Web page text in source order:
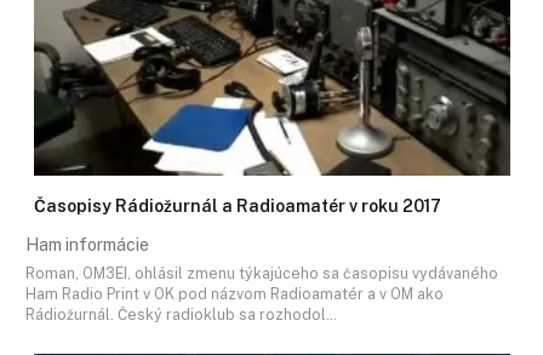
Časopisy Rádiožurnál a Radioamatér v roku 2017
Ham informácie
Roman, OM3EI, ohlásil zmenu týkajúceho sa časopisu vydávaného
Ham Radio Print v OK pod názvom Radioamatér a v OM ako
Rádiožurnál. Český radioklub sa rozhodol…